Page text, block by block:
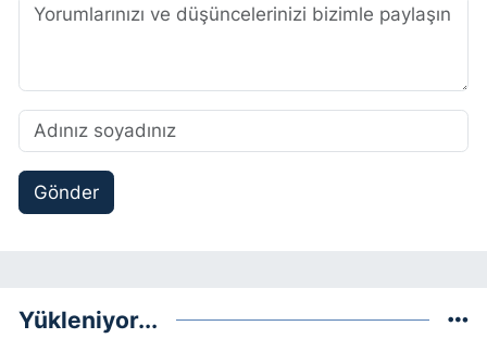
Gönder
Yükleniyor...